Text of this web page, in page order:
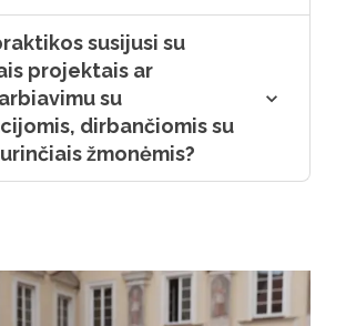
susijusi su
projektais ar
su
dirbančiomis su
žmonėmis?